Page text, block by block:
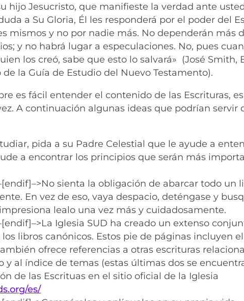
hijo Jesucristo, que manifieste la verdad ante
a Su Gloria, Él les responderá por el poder del
mismos y no por nadie más. No dependerán más
y no habrá lugar a especulaciones. No, pues
los creó, sabe que esto lo salvará» (José Smith,
la Guía de Estudio del Nuevo Testamento).
es fácil entender el contenido de las Escrituras,
A continuación algunas ideas que podrían servir
pida a su Padre Celestial que le ayude a
a encontrar los principios que serán más
sienta la obligación de abarcar todo un
En vez de eso, vaya despacio, deténgase y
lealo una vez más y cuidadosamente.
Iglesia SUD ha creado un extenso
libros canónicos. Estos pie de páginas incluyen
ofrece referencias a otras escrituras
y al índice de temas (estas últimas dos se
de las Escrituas en el sitio oficial de la Iglesia
es/